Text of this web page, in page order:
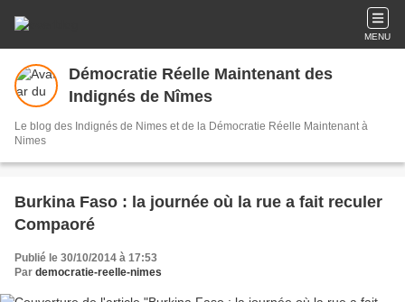
MENU
Démocratie Réelle Maintenant des
Indignés de Nîmes
Le blog des Indignés de Nimes et de la Démocratie Réelle Maintenant à
Nimes
Burkina Faso : la journée où la rue a fait reculer
Compaoré
Publié le 30/10/2014 à 17:53
Par democratie-reelle-nimes